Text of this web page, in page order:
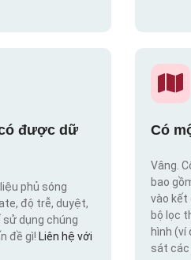
được dữ
phủ sóng
độ trễ, duyệt,
sử dụng chúng
đề gì! Liên hệ với
Có
Vâng.
bao
vào kết
bộ lọc
hình
sát các